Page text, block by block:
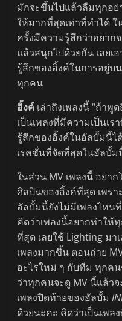
มักจะขึ้นไปแล้วลืมทุกอ
ให้มากที่สุดเท่าที่ทำได้ ใ
ครั้งมีความรู้สึกว่าอยาก
แล้วสนุกไปด้วยกัน เลยเ
รู้สึกของอิ้งค์ในการอยู่บ
ทุกคน
อิ้งค์ เล่าถึงเพลงนี้ “ถ้าพู
เป็นเพลงที่มีความเป็นเ
รู้สึกของอิ้งค์ในอัลบั้มนี้ไ
เรคชั่นที่จัดที่สุดในอัลบั้ม
ในส่วน MV เพลงนี้ อยา
ศิลปินของอิ้งค์ที่สุด เพร
อัลบั้มนี้ยังไม่มีเพลงไหน
คิดว่าเพลงนี้อยากทำให้
ที่สุด เลยใช้ Lighting ม
เพลงมากขึ้น ตอนถ่าย
อะไรใหม่ ๆ กับทีม ทุกค
ว่าทุกคนจะดู MV นี้แล้วจ
เพลงปิดท้ายของอัลบั้ม
ด้วยนะคะ คิดว่าเป็นเพล